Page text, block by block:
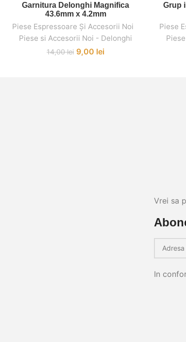
ADAUGĂ ÎN COȘ
Garnitura Delonghi Magnifica
43.6mm x 4.2mm
Piese Espressoare Și Accesorii Noi
Piese si Accesorii Noi - Delonghi
14,00lei 9,00 lei
Grup
Piese
Vrei sa
In